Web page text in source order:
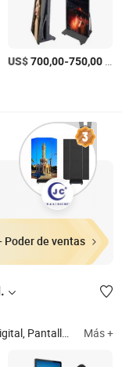
US$700,00-750,00
Poder de ventas
Pantalla Táctil, Panel de PC Industrial, Pantalla de Montaje en Pared, Kiosco Digital, Cartelera Digital Exterior Más +